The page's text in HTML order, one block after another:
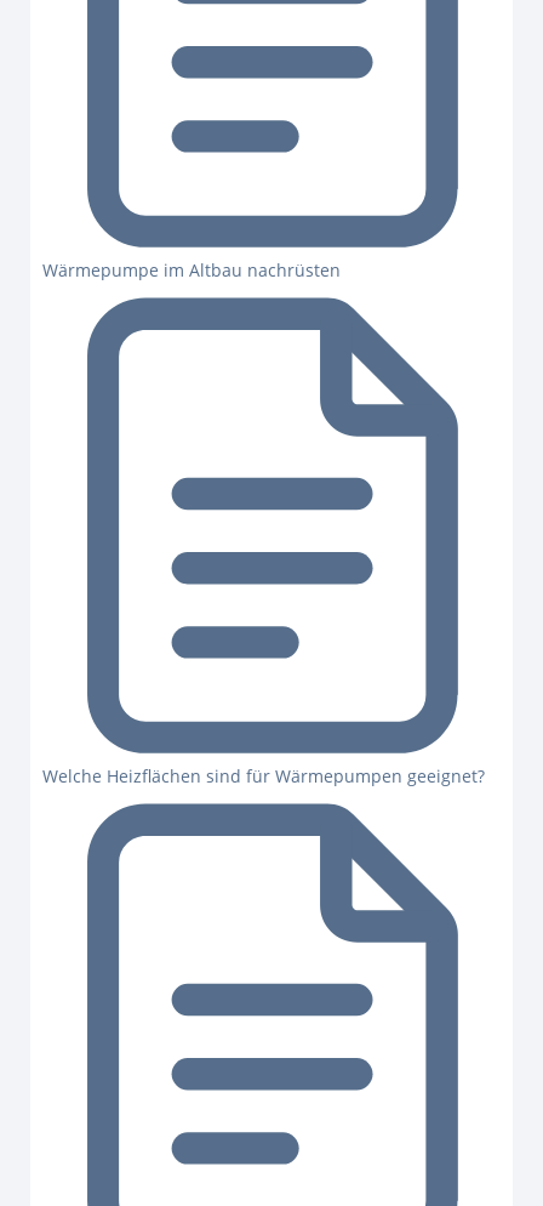
Wärmepumpe im Altbau nachrüsten
Welche Heizflächen sind für Wärmepumpen geeignet?